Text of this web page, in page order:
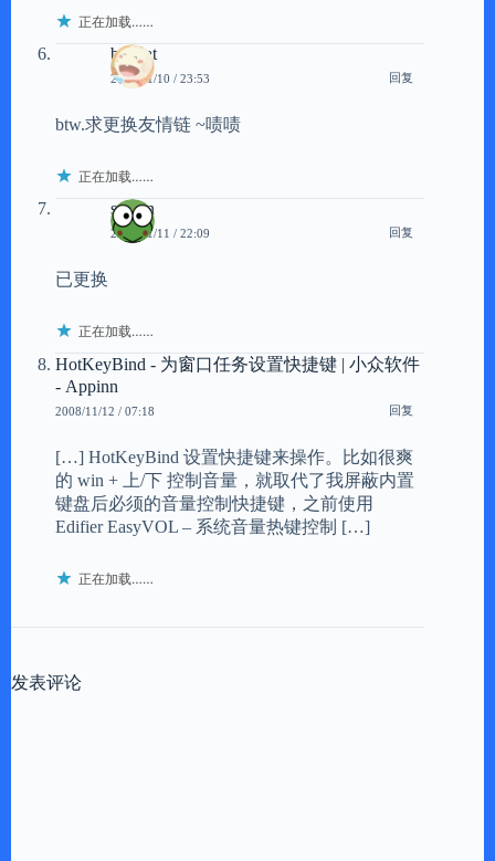
正在加载……
bigCat
2008/11/10 / 23:53 回复
btw.求更换友情链 ~啧啧
正在加载……
scavin
2008/11/11 / 22:09 回复
已更换
正在加载……
HotKeyBind - 为窗口任务设置快捷键 | 小众软件
- Appinn
2008/11/12 / 07:18 回复
[…] HotKeyBind 设置快捷键来操作。比如很爽
的 win + 上/下 控制音量，就取代了我屏蔽内置
键盘后必须的音量控制快捷键，之前使用
Edifier EasyVOL – 系统音量热键控制 […]
正在加载……
发表评论